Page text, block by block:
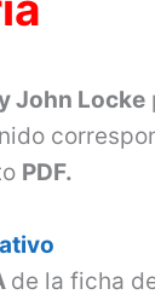
John Locke
PDF.
de la ficha